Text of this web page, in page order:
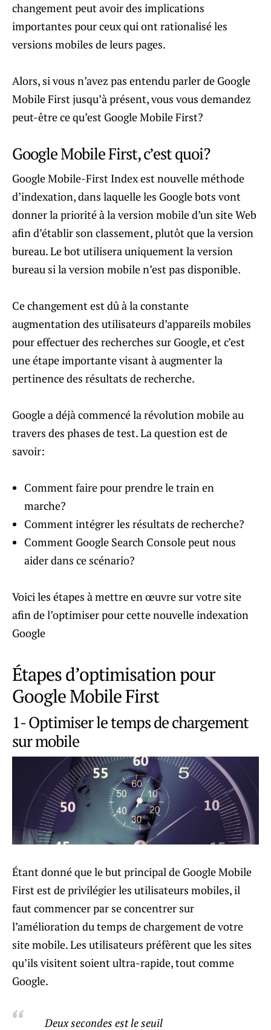
changement peut avoir des implications
importantes pour ceux qui ont rationalisé les
versions mobiles de leurs pages.
Alors, si vous n’avez pas entendu parler de Google
Mobile First jusqu’à présent, vous vous demandez
peut-être ce qu’est Google Mobile First?
Google Mobile First, c’est quoi?
Google Mobile-First Index est nouvelle méthode
d’indexation, dans laquelle les Google bots vont
donner la priorité à la version mobile d’un site Web
afin d’établir son classement, plutôt que la version
bureau. Le bot utilisera uniquement la version
bureau si la version mobile n’est pas disponible.
Ce changement est dû à la constante
augmentation des utilisateurs d’appareils mobiles
pour effectuer des recherches sur Google, et c’est
une étape importante visant à augmenter la
pertinence des résultats de recherche.
Google a déjà commencé la révolution mobile au
travers des phases de test. La question est de
savoir:
Comment faire pour prendre le train en
marche?
Comment intégrer les résultats de recherche?
Comment Google Search Console peut nous
aider dans ce scénario?
Voici les étapes à mettre en œuvre sur votre site
afin de l’optimiser pour cette nouvelle indexation
Google
Étapes d’optimisation pour
Google Mobile First
1- Optimiser le temps de chargement
sur mobile
Étant donné que le but principal de Google Mobile
First est de privilégier les utilisateurs mobiles, il
faut commencer par se concentrer sur
l’amélioration du temps de chargement de votre
site mobile. Les utilisateurs préfèrent que les sites
qu’ils visitent soient ultra-rapide, tout comme
Google.
Deux secondes est le seuil